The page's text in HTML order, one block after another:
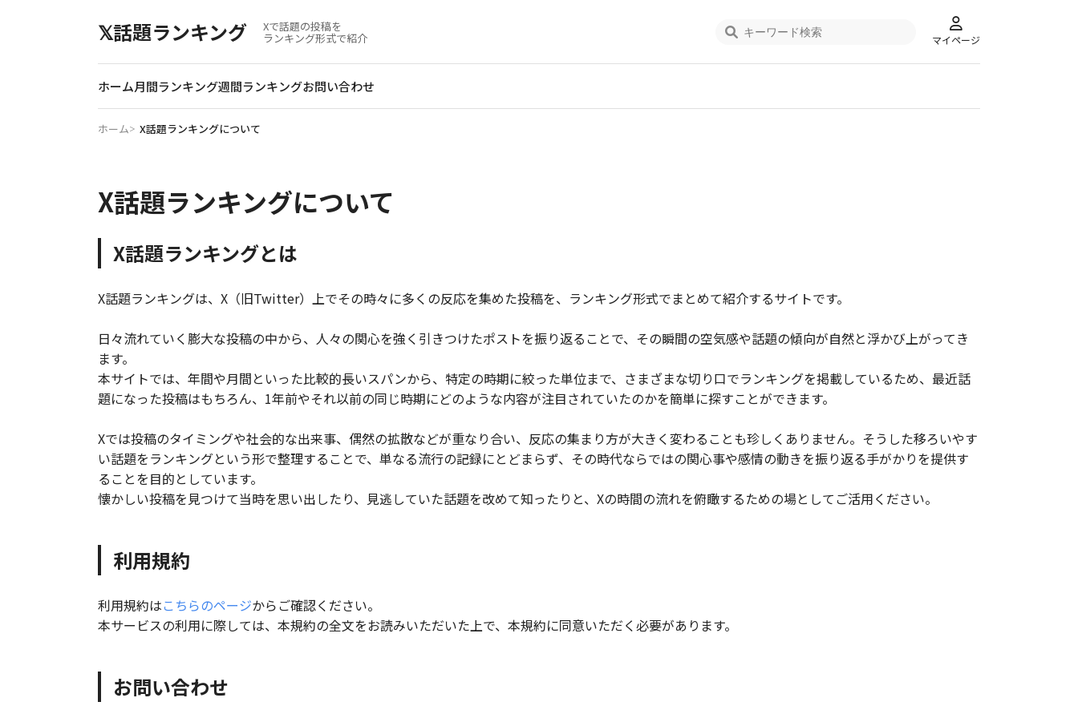
𝕏話題ランキング Xで話題の投稿を
ランキング形式で紹介 マイページ
ホーム月間ランキング週間ランキングお問い合わせ
ホーム X話題ランキングについて
X話題ランキングについて
X話題ランキングとは
X話題ランキングは、X（旧Twitter）上でその時々に多くの反応を集めた投稿を、ランキング形式でまとめて紹介するサイトです。
日々流れていく膨大な投稿の中から、人々の関心を強く引きつけたポストを振り返ることで、その瞬間の空気感や話題の傾向が自然と浮かび上がってき
ます。
本サイトでは、年間や月間といった比較的長いスパンから、特定の時期に絞った単位まで、さまざまな切り口でランキングを掲載しているため、最近話
題になった投稿はもちろん、1年前やそれ以前の同じ時期にどのような内容が注目されていたのかを簡単に探すことができます。
Xでは投稿のタイミングや社会的な出来事、偶然の拡散などが重なり合い、反応の集まり方が大きく変わることも珍しくありません。そうした移ろいやす
い話題をランキングという形で整理することで、単なる流行の記録にとどまらず、その時代ならではの関心事や感情の動きを振り返る手がかりを提供す
ることを目的としています。
懐かしい投稿を見つけて当時を思い出したり、見逃していた話題を改めて知ったりと、Xの時間の流れを俯瞰するための場としてご活用ください。
利用規約
利用規約はこちらのページからご確認ください。
本サービスの利用に際しては、本規約の全文をお読みいただいた上で、本規約に同意いただく必要があります。
お問い合わせ